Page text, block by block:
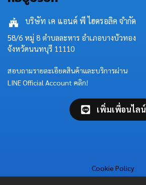
บริษัท เค แอนด์ พี ไฮดรอลิค จำกัด
58/6 หมู่ 8 ตำบลละหาร อำเภอบางบัวทอง
จังหวัดนนทบุรี 11110
สอบถามรายละเอียดสินค้าและบริการผ่าน
LINE Official Account คลิก!
เพิ่มเพื่อนไลน์
Cookie Policy